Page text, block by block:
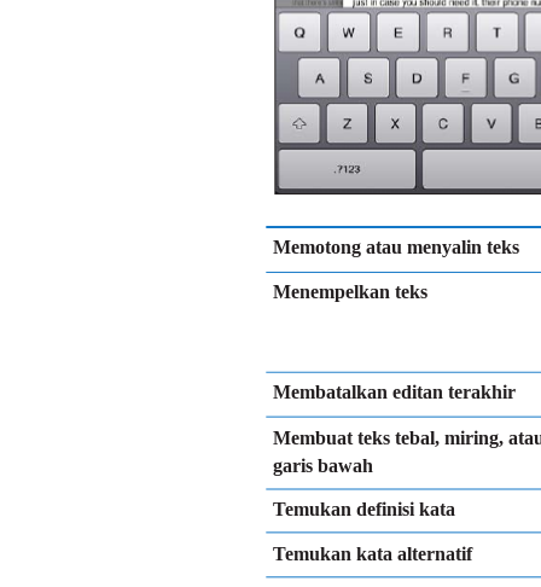
Memotong atau menyalin teks
Menempelkan teks
Membatalkan editan terakhir
Membuat teks tebal, miring,
garis bawah
Temukan definisi kata
Temukan kata alternatif